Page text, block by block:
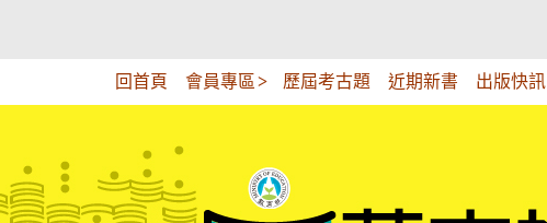
回首頁 會員專區 歷屆考古題 近期新書 出版快訊